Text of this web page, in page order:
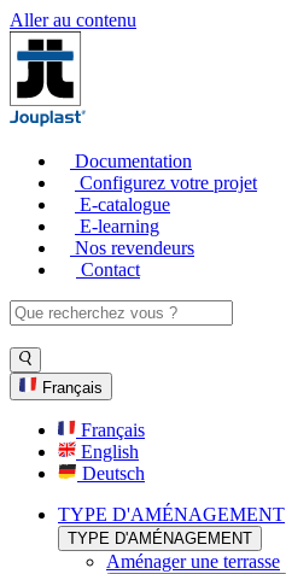
Aller au contenu
Documentation
Configurez votre projet
E-catalogue
E-learning
Nos revendeurs
Contact
Français
Français
English
Deutsch
TYPE D'AMÉNAGEMENT
TYPE D'AMÉNAGEMENT
Aménager une terrasse